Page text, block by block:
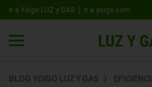
Ir a Yoigo LUZ y GAS Ir a yoigo.com
BLOG YOIGO LUZ Y GAS